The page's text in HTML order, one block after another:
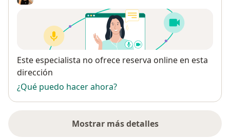
Disponibilidad
Este especialista no ofrece reserva online en esta
dirección
¿Qué puedo hacer ahora?
Mostrar más detalles
sobre la dirección